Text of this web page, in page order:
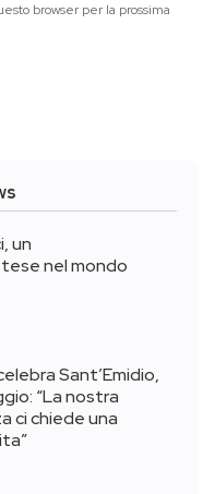
browser per la prossima
un
nel mondo
Sant’Emidio,
“La nostra
ci chiede una